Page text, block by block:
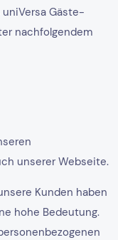
Gäste-
nachfolgendem
unserer Webseite.
Kunden haben
hohe Bedeutung.